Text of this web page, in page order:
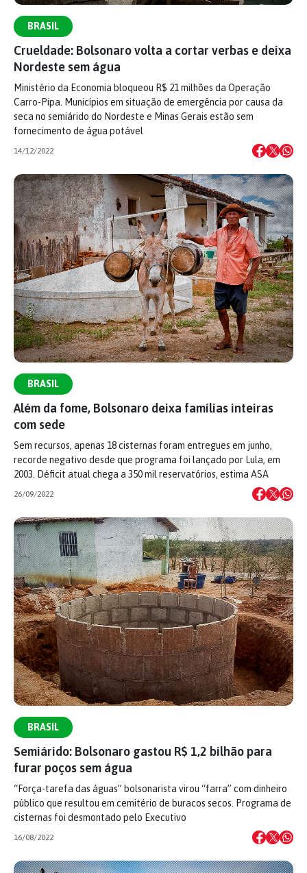
BRASIL
Crueldade: Bolsonaro volta a cortar verbas e deixa
Nordeste sem água
Ministério da Economia bloqueou R$ 21 milhões da Operação
Carro-Pipa. Municípios em situação de emergência por causa da
seca no semiárido do Nordeste e Minas Gerais estão sem
fornecimento de água potável
14/12/2022
BRASIL
Além da fome, Bolsonaro deixa famílias inteiras
com sede
Sem recursos, apenas 18 cisternas foram entregues em junho,
recorde negativo desde que programa foi lançado por Lula, em
2003. Déficit atual chega a 350 mil reservatórios, estima ASA
26/09/2022
BRASIL
Semiárido: Bolsonaro gastou R$ 1,2 bilhão para
furar poços sem água
“Força-tarefa das águas” bolsonarista virou “farra” com dinheiro
público que resultou em cemitério de buracos secos. Programa de
cisternas foi desmontado pelo Executivo
16/08/2022